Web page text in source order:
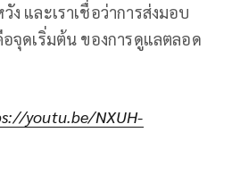
และเราเชื่อว่าการส่งมอบ
จุดเริ่มต้น ของการดูแลตลอด
youtu.be/NXUH-